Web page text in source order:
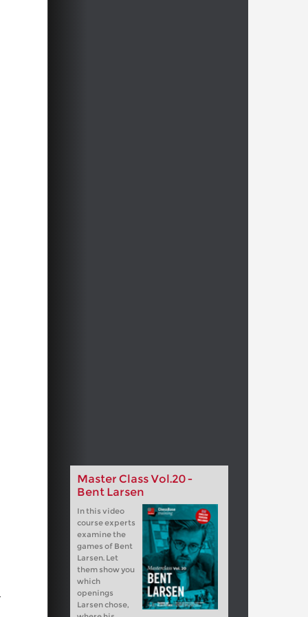
Master Class Vol.20 -
Bent Larsen
In this video
course experts
examine the
games of Bent
Larsen. Let
them show you
which
openings
Larsen chose,